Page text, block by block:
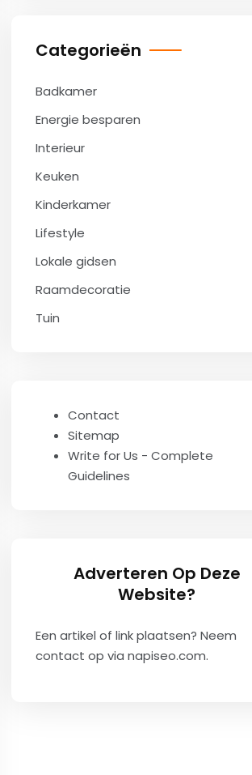
Categorieën
Badkamer
Energie besparen
Interieur
Keuken
Kinderkamer
Lifestyle
Lokale gidsen
Raamdecoratie
Tuin
Contact
Sitemap
Write for Us - Complete
Guidelines
Adverteren Op Deze
Website?
Een artikel of link plaatsen? Neem
contact op via napiseo.com.